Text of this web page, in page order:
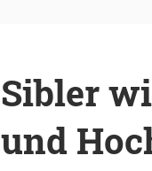
Sibler
und